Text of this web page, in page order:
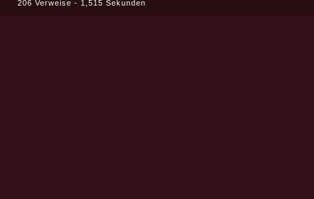
206 Verweise - 1,515 Sekunden